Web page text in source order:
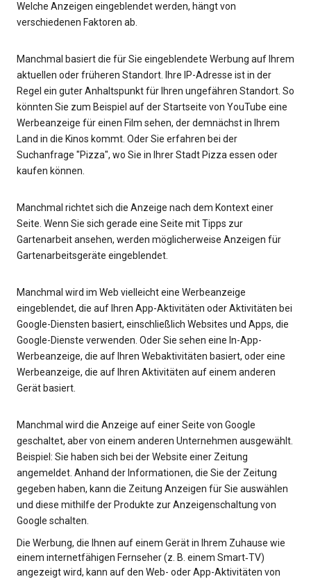
Welche Anzeigen eingeblendet werden, hängt von
verschiedenen Faktoren ab.
Manchmal basiert die für Sie eingeblendete Werbung auf Ihrem
aktuellen oder früheren Standort. Ihre IP-Adresse ist in der
Regel ein guter Anhaltspunkt für Ihren ungefähren Standort. So
könnten Sie zum Beispiel auf der Startseite von YouTube eine
Werbeanzeige für einen Film sehen, der demnächst in Ihrem
Land in die Kinos kommt. Oder Sie erfahren bei der
Suchanfrage "Pizza", wo Sie in Ihrer Stadt Pizza essen oder
kaufen können.
Manchmal richtet sich die Anzeige nach dem Kontext einer
Seite. Wenn Sie sich gerade eine Seite mit Tipps zur
Gartenarbeit ansehen, werden möglicherweise Anzeigen für
Gartenarbeitsgeräte eingeblendet.
Manchmal wird im Web vielleicht eine Werbeanzeige
eingeblendet, die auf Ihren App-Aktivitäten oder Aktivitäten bei
Google-Diensten basiert, einschließlich Websites und Apps, die
Google-Dienste verwenden. Oder Sie sehen eine In-App-
Werbeanzeige, die auf Ihren Webaktivitäten basiert, oder eine
Werbeanzeige, die auf Ihren Aktivitäten auf einem anderen
Gerät basiert.
Manchmal wird die Anzeige auf einer Seite von Google
geschaltet, aber von einem anderen Unternehmen ausgewählt.
Beispiel: Sie haben sich bei der Website einer Zeitung
angemeldet. Anhand der Informationen, die Sie der Zeitung
gegeben haben, kann die Zeitung Anzeigen für Sie auswählen
und diese mithilfe der Produkte zur Anzeigenschaltung von
Google schalten.
Die Werbung, die Ihnen auf einem Gerät in Ihrem Zuhause wie
einem internetfähigen Fernseher (z. B. einem Smart‑TV)
angezeigt wird, kann auf den Web- oder App-Aktivitäten von